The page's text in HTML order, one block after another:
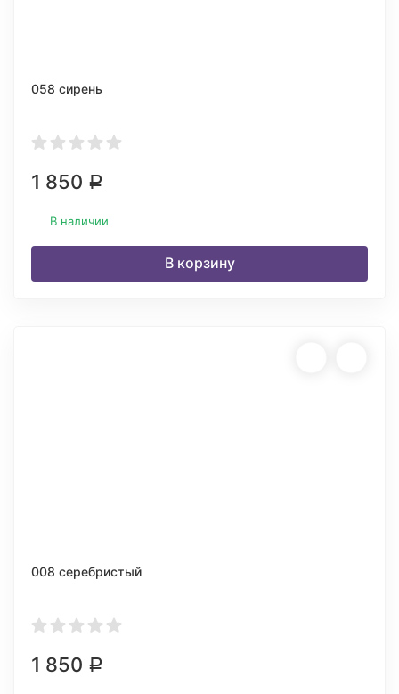
058 сирень
1 850 Р
В наличии
В корзину
008 серебристый
1 850 Р